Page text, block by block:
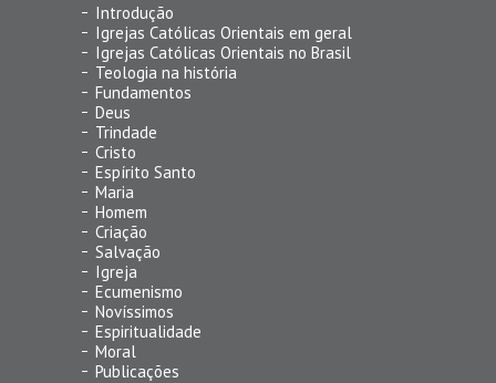
Introdução
Igrejas Católicas Orientais em geral
Igrejas Católicas Orientais no Brasil
Teologia na história
Fundamentos
Deus
Trindade
Cristo
Espírito Santo
Maria
Homem
Criação
Salvação
Igreja
Ecumenismo
Novíssimos
Espiritualidade
Moral
Publicações